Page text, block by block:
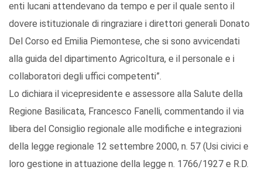
enti lucani attendevano da tempo e per il quale sento il
dovere istituzionale di ringraziare i direttori generali Donato
Del Corso ed Emilia Piemontese, che si sono avvicendati
alla guida del dipartimento Agricoltura, e il personale e i
collaboratori degli uffici competenti”.
Lo dichiara il vicepresidente e assessore alla Salute della
Regione Basilicata, Francesco Fanelli, commentando il via
libera del Consiglio regionale alle modifiche e integrazioni
della legge regionale 12 settembre 2000, n. 57 (Usi civici e
loro gestione in attuazione della legge n. 1766/1927 e R.D.